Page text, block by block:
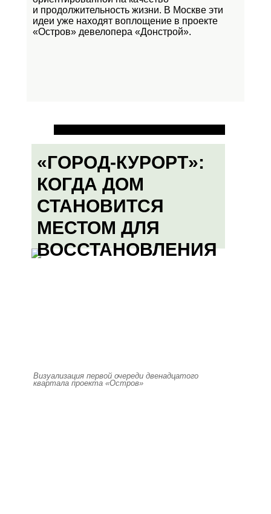
и продолжительность жизни. В Москве эти
идеи уже находят воплощение в проекте
«Остров» девелопера «Донстрой».
«ГОРОД-КУРОРТ»:
КОГДА ДОМ
СТАНОВИТСЯ
МЕСТОМ ДЛЯ
ВОССТАНОВЛЕНИЯ
Визуализация первой очереди двенадцатого
квартала проекта «Остров»